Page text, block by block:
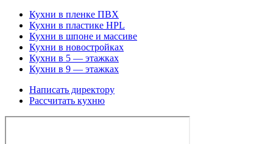
Кухни в пленке ПВХ
Кухни в пластике HPL
Кухни в шпоне и массиве
Кухни в новостройках
Кухни в 5 — этажках
Кухни в 9 — этажках
Написать директору
Рассчитать кухню